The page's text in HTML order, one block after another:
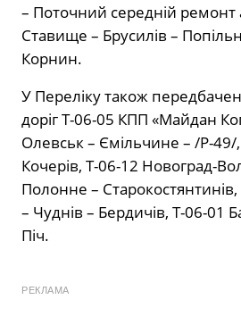
– Поточний середній ремонт
Ставище – Брусилів –
Корнин.
У Переліку також
доріг Т-06-05 КПП «Майдан
Олевськ – Ємільчине – /Р-
Кочерів, Т-06-12 Новоград-
Полонне –
– Чуднів – Бердичів, Т-06-01
Піч.
РЕКЛАМА